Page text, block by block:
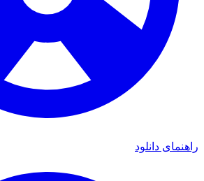
دانلود